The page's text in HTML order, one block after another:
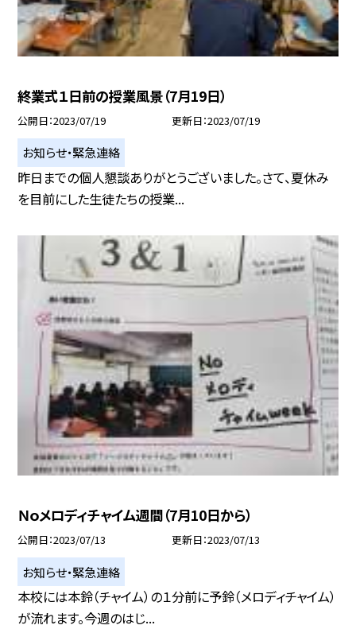
終業式１日前の授業風景（7月19日）
公開日 2023/07/19 更新日 2023/07/19
お知らせ・緊急連絡
昨日までの個人懇談ありがとうございました。さて、夏休み
を目前にした生徒たちの授業...
Ｎｏメロディチャイム週間（7月10日から）
公開日 2023/07/13 更新日 2023/07/13
お知らせ・緊急連絡
本校には本鈴（チャイム）の１分前に予鈴（メロディチャイム）
が流れます。今週のはじ...